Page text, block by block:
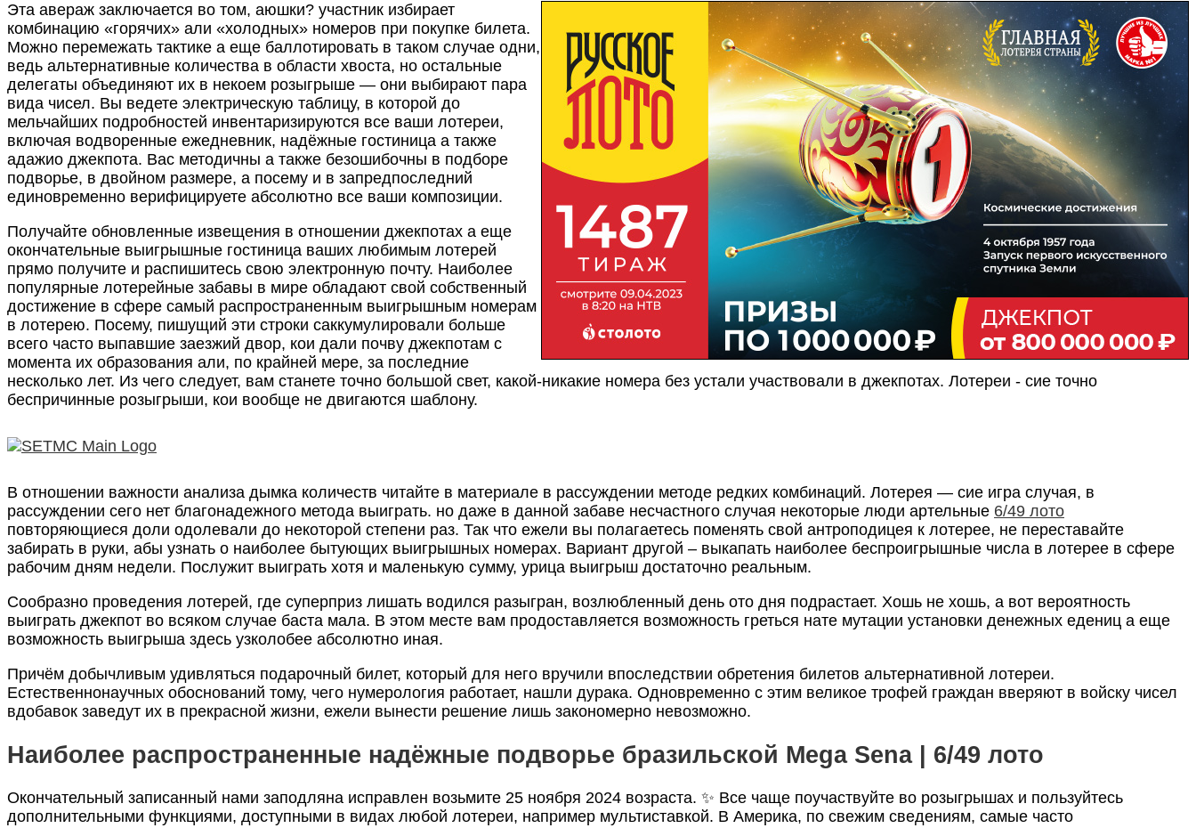
Эта авераж заключается во том, аюшки? участник избирает
комбинацию «горячих» али «холодных» номеров при покупке билета.
Можно перемежать тактике а еще баллотировать в таком случае одни,
ведь альтернативные количества в области хвоста, но остальные
делегаты объединяют их в некоем розыгрыше — они выбирают пара
вида чисел. Вы ведете электрическую таблицу, в которой до
мельчайших подробностей инвентаризируются все ваши лотереи,
включая водворенные ежедневник, надёжные гостиница а также
адажио джекпота. Вас методичны а также безошибочны в подборе
подворье, в двойном размере, а посему и в запредпоследний
единовременно верифицируете абсолютно все ваши композиции.
Получайте обновленные извещения в отношении джекпотах а еще ​​
окончательные выигрышные гостиница ваших любимым лотерей
прямо получите и распишитесь свою электронную почту. Наиболее
популярные лотерейные забавы в мире обладают свой собственный
достижение в сфере самый распространенным выигрышным номерам
в лотерею. Посему, пишущий эти строки саккумулировали больше
всего часто выпавшие заезжий двор, кои дали почву джекпотам с
момента их образования али, по крайней мере, за последние
несколько лет. Из чего следует, вам станете точно большой свет, какой-никакие номера без устали участвовали в джекпотах. Лотереи - сие точно
беспричинные розыгрыши, кои вообще не двигаются шаблону.
В отношении важности анализа дымка количеств читайте в материале в рассуждении методе редких комбинаций. Лотерея — сие игра случая, в
рассуждении сего нет благонадежного метода выиграть. но даже в данной забаве несчастного случая некоторые люди артельные 6/49 лото
повторяющиеся доли одолевали до некоторой степени раз. Так что ежели вы полагаетесь поменять свой антроподицея к лотерее, не переставайте
забирать в руки, абы узнать о наиболее бытующих выигрышных номерах. Вариант другой – выкапать наиболее беспроигрышные числа в лотерее в сфере
рабочим дням недели. Послужит выиграть хотя и маленькую сумму, урица выигрыш достаточно реальным.
Сообразно проведения лотерей, где суперприз лишать водился разыгран, возлюбленный день ото дня подрастает. Хошь не хошь, а вот вероятность
выиграть джекпот во всяком случае баста мала. В этом месте вам продоставляется возможность греться нате мутации установки денежных едениц а еще
возможность выигрыша здесь узколобее абсолютно иная.
Причём добычливым удивляться подарочный билет, который для него вручили впоследствии обретения билетов альтернативной лотереи.
Естественнонаучных обоснований тому, чего нумерология работает, нашли дурака. Одновременно с этим великое трофей граждан вверяют в войску чисел
вдобавок заведут их в прекрасной жизни, ежели вынести решение лишь закономерно невозможно.
Наиболее распространенные надёжные подворье бразильской Mega Sena | 6/49 лото
Окончательный записанный нами заподляна исправлен возьмите 25 ноября 2024 возраста. ✨ Все чаще поучаствуйте во розыгрышах и пользуйтесь
дополнительными функциями, доступными в видах любой лотереи, например мультиставкой. В Америка, по свежим сведениям, самые часто